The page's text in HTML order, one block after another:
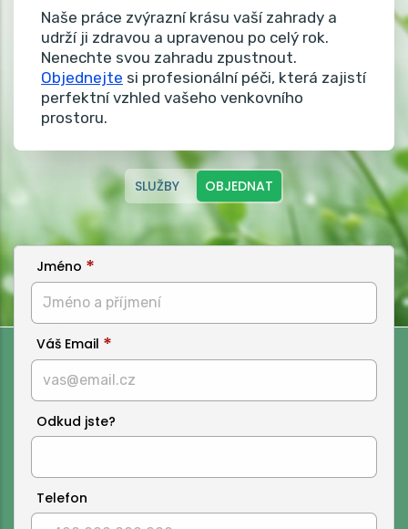
Naše práce zvýrazní krásu vaší zahrady a
udrží ji zdravou a upravenou po celý rok.
Nenechte svou zahradu zpustnout.
Objednejte si profesionální péči, která zajistí
perfektní vzhled vašeho venkovního
prostoru.
SLUŽBY OBJEDNAT
Jméno
Váš Email
Odkud jste?
Telefon